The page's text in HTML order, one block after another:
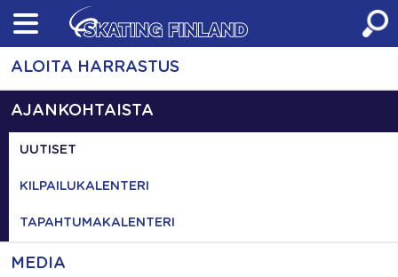
Skip
content
ALOITA HARRASTUS
AJANKOHTAISTA
UUTISET
KILPAILUKALENTERI
TAPAHTUMAKALENTERI
MEDIA